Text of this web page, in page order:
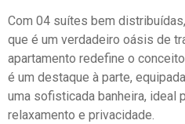
Com 04 suítes bem
que é um verdadeiro oásis de
apartamento redefine o
é um destaque à parte,
uma sofisticada banheira, ideal
relaxamento e privacidade.